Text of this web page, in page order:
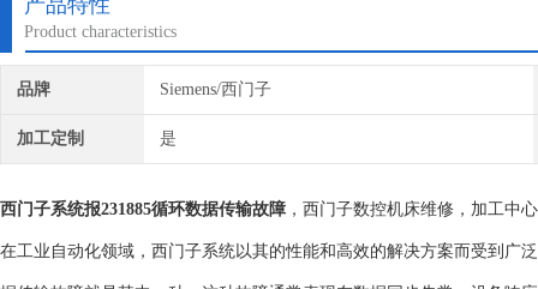
产品特性
Product characteristics
品牌 Siemens/西门子
加工定制 是
西门子系统报231885循环数据传输故障 ，西门子数控机床维修，加工中
在工业自动化领域，西门子系统以其的性能和高效的解决方案而受到广